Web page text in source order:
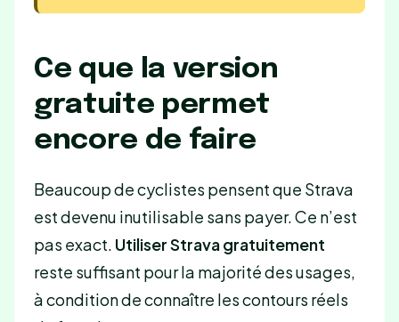
Ce que la version
gratuite permet
encore de faire
Beaucoup de cyclistes pensent que Strava
est devenu inutilisable sans payer. Ce n’est
pas exact. Utiliser Strava gratuitement
reste suffisant pour la majorité des usages,
à condition de connaître les contours réels